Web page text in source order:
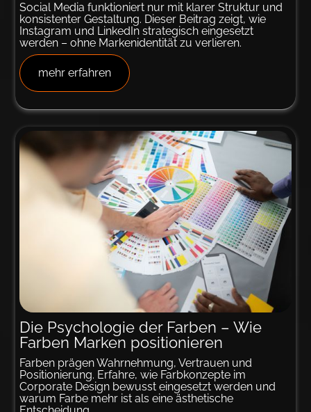
Social Media funktioniert nur mit klarer Struktur und
konsistenter Gestaltung. Dieser Beitrag zeigt, wie
Instagram und LinkedIn strategisch eingesetzt
werden – ohne Markenidentität zu verlieren.
mehr erfahren
Die Psychologie der Farben – Wie
Far­ben Marken positionieren
Farben prägen Wahrnehmung, Vertrauen und
Positionierung. Erfahre, wie Farbkonzepte im
Corporate Design bewusst eingesetzt werden und
warum Farbe mehr ist als eine ästhetische